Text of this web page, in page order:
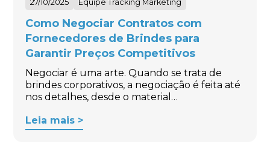
27/10/2025 Equipe Tracking Marketing
Como Negociar Contratos com
Fornecedores de Brindes para
Garantir Preços Competitivos
Negociar é uma arte. Quando se trata de
brindes corporativos, a negociação é feita até
nos detalhes, desde o material…
Leia mais >